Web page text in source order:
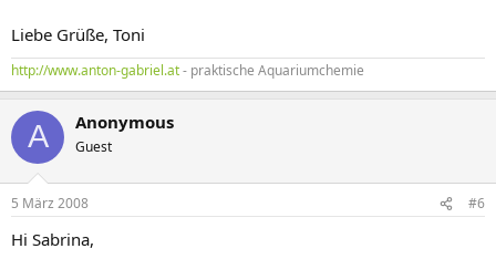
Liebe Grüße, Toni
http://www.anton-gabriel.at- praktische Aquariumchemie
A Anonymous
Guest
5 März 2008 #6
Hi Sabrina,